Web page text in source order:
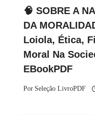
🧠 SOBRE A
DA
Loiola, Ética,
Moral Na
EBookPDF
Por Seleção LivroPDF